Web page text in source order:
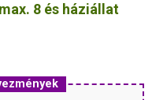
8 és háziállat